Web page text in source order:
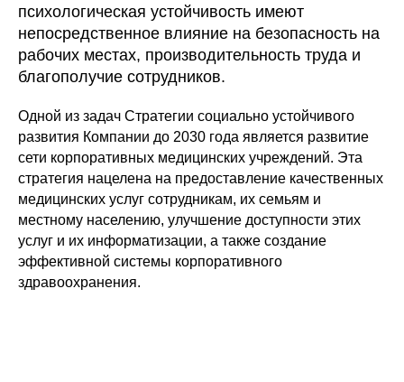
психологическая устойчивость имеют
непосредственное влияние на безопасность на
рабочих местах, производительность труда и
благополучие сотрудников.
Одной из задач Стратегии социально устойчивого
развития Компании до 2030 года является развитие
сети корпоративных медицинских учреждений. Эта
стратегия нацелена на предоставление качественных
медицинских услуг сотрудникам, их семьям и
местному населению, улучшение доступности этих
услуг и их информатизации, а также создание
эффективной системы корпоративного
здравоохранения.